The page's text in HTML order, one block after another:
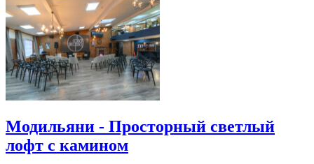
Модильяни - Просторный светлый
лофт с камином